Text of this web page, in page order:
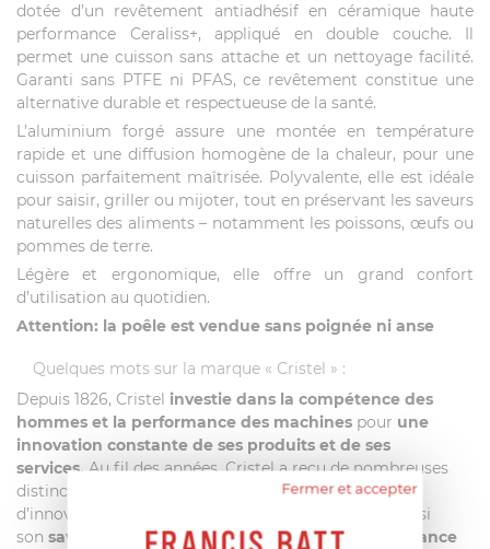
dotée d’un revêtement antiadhésif en céramique haute
performance Ceraliss+, appliqué en double couche. Il
permet une cuisson sans attache et un nettoyage facilité.
Garanti sans PTFE ni PFAS, ce revêtement constitue une
alternative durable et respectueuse de la santé.
L’aluminium forgé assure une montée en température
rapide et une diffusion homogène de la chaleur, pour une
cuisson parfaitement maîtrisée. Polyvalente, elle est idéale
pour saisir, griller ou mijoter, tout en préservant les saveurs
naturelles des aliments – notamment les poissons, œufs ou
pommes de terre.
Légère et ergonomique, elle offre un grand confort
d’utilisation au quotidien.
Attention: la poêle est vendue sans poignée ni anse
Quelques mots sur la marque « Cristel » :
Depuis 1826, Cristel investie dans la compétence des
hommes et la performance des machines pour une
innovation constante de ses produits et de ses
services. Au fil des années, Cristel a reçu de nombreuses
distinctions récompensant notamment sa politique
d’innovation, la qualité de sa relation client, mais aussi
son savoir-faire 100% français. Lelabel « Origine France
Fermer et accepter